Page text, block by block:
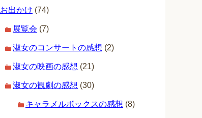
お出かけ (74)
展覧会 (7)
淑女のコンサートの感想 (2)
淑女の映画の感想 (21)
淑女の観劇の感想 (30)
キャラメルボックスの感想 (8)